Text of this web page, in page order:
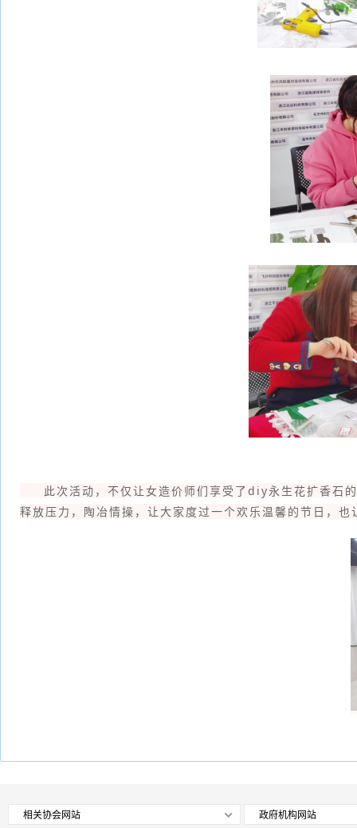
此次活动，不仅让女造价师们享受了diy永生花扩香石的
释放压力，陶冶情操，让大家度过一个欢乐温馨的节日，
相关协会网站 政府机构网站